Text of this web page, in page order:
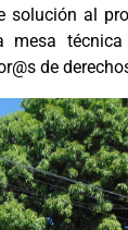
solución al
mesa
de